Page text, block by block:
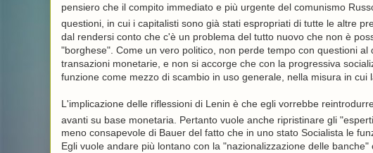
pensiero che il compito immediato e più urgente del comunismo
questioni, in cui i capitalisti sono già stati espropriati di tutte le altre
dal rendersi conto che c'è un problema del tutto nuovo che non è
"borghese". Come un vero politico, non perde tempo con questioni
transazioni monetarie, e non si accorge che con la progressiva
funzione come mezzo di scambio in uso generale, nella misura in
L'implicazione delle riflessioni di Lenin è che egli vorrebbe
avanti su base monetaria. Pertanto vuole anche ripristinare gli
meno consapevole di Bauer del fatto che in uno stato Socialista le
Egli vuole andare più lontano con la "nazionalizzazione delle